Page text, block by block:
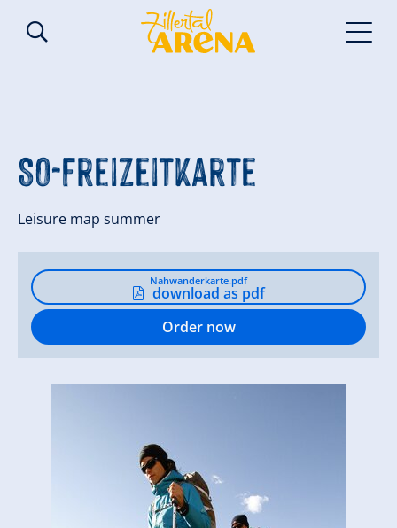
SO-Freizeitkarte
Leisure map summer
Nahwanderkarte.pdf
download as pdf
Order now